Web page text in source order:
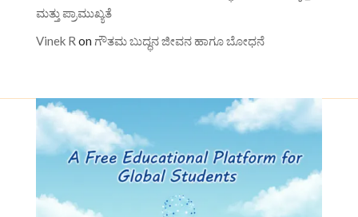
ಮತ್ತು ಪ್ರಾಮುಖ್ಯತೆ
Vinek R on ಗೌತಮ ಬುದ್ಧನ ಜೀವನ ಹಾಗೂ ಬೋಧನೆ